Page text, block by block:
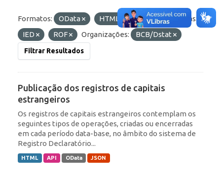
Formatos: OData HTML API
Etiquetas:
IED
ROF Organizações: BCB/Dstat
Filtrar Resultados
Publicação dos registros de capitais
estrangeiros
Os registros de capitais estrangeiros contemplam os
seguintes tipos de operações, criadas ou encerradas
em cada período data-base, no âmbito do sistema de
Registro Declaratório...
HTML API OData JSON